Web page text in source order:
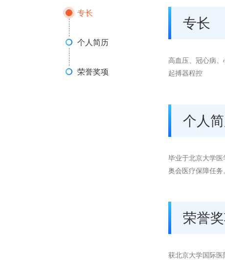
专长
个人简历
荣誉奖项
专长
高血压、冠心病
起搏器程控
个人
毕业于北京大学
奥会医疗保障任务
荣誉
获北京大学国际医